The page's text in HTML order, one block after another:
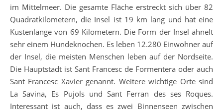
im Mittelmeer. Die gesamte Fläche erstreckt sich über 82
Quadratkilometern, die Insel ist 19 km lang und hat eine
Küstenlänge von 69 Kilometern. Die Form der Insel ähnelt
sehr einem Hundeknochen. Es leben 12.280 Einwohner auf
der Insel, die meisten Menschen leben auf der Nordseite.
Die Hauptstadt ist Sant Francesc de Formentera oder auch
Sant Francesc Xavier genannt. Weitere wichtige Orte sind
La Savina, Es Pujols und Sant Ferran des ses Roques.
Interessant ist auch, dass es zwei Binnenseen zwischen